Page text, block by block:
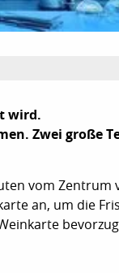
wird.
Zwei große
vom Zentrum
an, um die